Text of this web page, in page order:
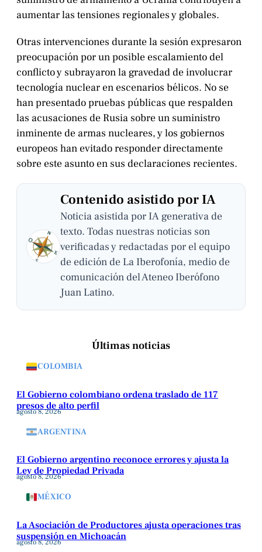
aumentar las tensiones regionales y globales.
Otras intervenciones durante la sesión expresaron
preocupación por un posible escalamiento del
conflicto y subrayaron la gravedad de involucrar
tecnología nuclear en escenarios bélicos. No se
han presentado pruebas públicas que respalden
las acusaciones de Rusia sobre un suministro
inminente de armas nucleares, y los gobiernos
europeos han evitado responder directamente
sobre este asunto en sus declaraciones recientes.
Contenido asistido por IA
Noticia asistida por IA generativa de
texto. Todas nuestras noticias son
verificadas y redactadas por el equipo
de edición de La Iberofonía, medio de
comunicación del Ateneo Iberófono
Juan Latino.
Últimas noticias
COLOMBIA
El Gobierno colombiano ordena traslado de 117
presos de alto perfil
agosto 8, 2026
ARGENTINA
El Gobierno argentino reconoce errores y ajusta la
Ley de Propiedad Privada
agosto 8, 2026
MÉXICO
La Asociación de Productores ajusta operaciones tras
suspensión en Michoacán
agosto 8, 2026